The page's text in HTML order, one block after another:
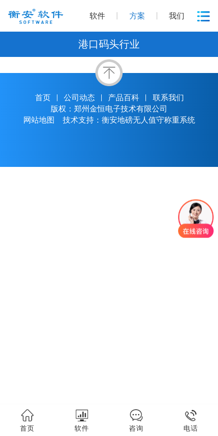
软件 方案 我们
港口码头行业
首页 公司动态 产品百科
联系我们
版权：郑州金恒电子技术有限公司
网站地图
技术支持：衡安地磅无人值守称重系统
首页 软件 咨询 电话